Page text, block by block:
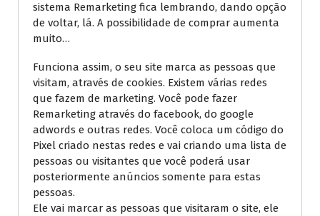
sistema Remarketing fica lembrando, dando opção
de voltar, lá. A possibilidade de comprar aumenta
muito…
Funciona assim, o seu site marca as pessoas que
visitam, através de cookies. Existem várias redes
que fazem de marketing. Você pode fazer
Remarketing através do facebook, do google
adwords e outras redes. Você coloca um código do
Pixel criado nestas redes e vai criando uma lista de
pessoas ou visitantes que você poderá usar
posteriormente anúncios somente para estas
pessoas.
Ele vai marcar as pessoas que visitaram o site, ele